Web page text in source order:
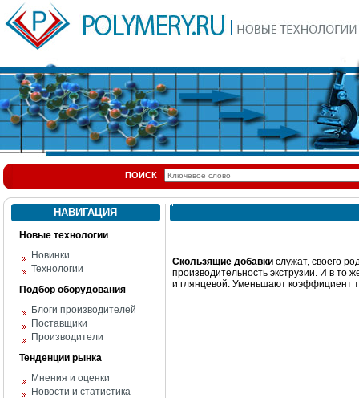
ПОИСК
НАВИГАЦИЯ
Новые технологии
Новинки
Технологии
Подбор оборудования
Блоги производителей
Поставщики
Производители
Тенденции рынка
Мнения и оценки
Новости и статистика
Скользящие добавки служат, своего
производительность экструзии. И в то
и глянцевой. Уменьшают коэффициент